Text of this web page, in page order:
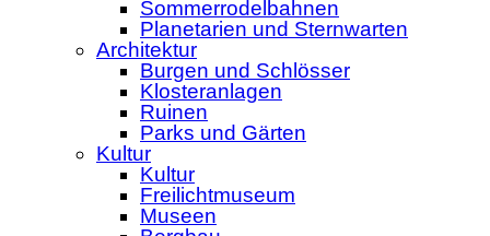
Sommerrodelbahnen
Planetarien und Sternwarten
Architektur
Burgen und Schlösser
Klosteranlagen
Ruinen
Parks und Gärten
Kultur
Kultur
Freilichtmuseum
Museen